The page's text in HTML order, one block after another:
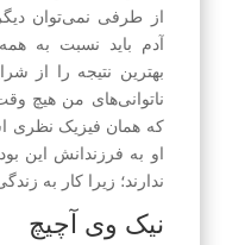
از طرفی نمی‌توان
آدم باید نسبت به
بهترین نتیجه را از
ناتوانی‌های من هیچ
که همان فیزیک نظری
او به فرزندانش این
ندارند؛ زیرا کار به
نیک وی آچیچ